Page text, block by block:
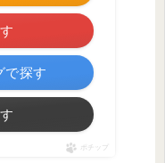
で探す
ポチップ